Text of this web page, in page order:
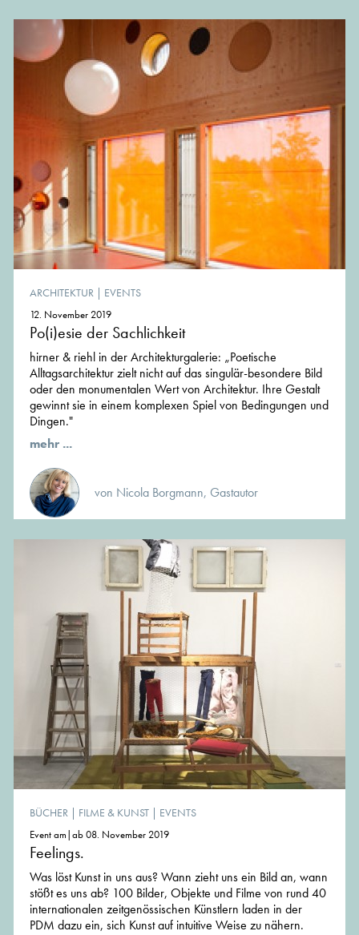
ARCHITEKTUR | EVENTS
12. November 2019
Po(i)esie der Sachlichkeit
hirner & riehl in der Architekturgalerie: „Poetische
Alltagsarchitektur zielt nicht auf das singulär-besondere Bild
oder den monumentalen Wert von Architektur. Ihre Gestalt
gewinnt sie in einem komplexen Spiel von Bedingungen und
Dingen."
mehr ...
von Nicola Borgmann, Gastautor
BÜCHER | FILME & KUNST | EVENTS
Event am|ab 08. November 2019
Feelings.
Was löst Kunst in uns aus? Wann zieht uns ein Bild an, wann
stößt es uns ab? 100 Bilder, Objekte und Filme von rund 40
internationalen zeitgenössischen Künstlern laden in der
PDM dazu ein, sich Kunst auf intuitive Weise zu nähern.